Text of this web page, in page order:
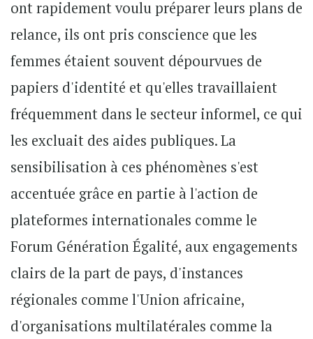
ont rapidement voulu préparer leurs plans de
relance, ils ont pris conscience que les
femmes étaient souvent dépourvues de
papiers d'identité et qu'elles travaillaient
fréquemment dans le secteur informel, ce qui
les excluait des aides publiques. La
sensibilisation à ces phénomènes s'est
accentuée grâce en partie à l'action de
plateformes internationales comme le
Forum Génération Égalité, aux engagements
clairs de la part de pays, d'instances
régionales comme l'Union africaine,
d'organisations multilatérales comme la